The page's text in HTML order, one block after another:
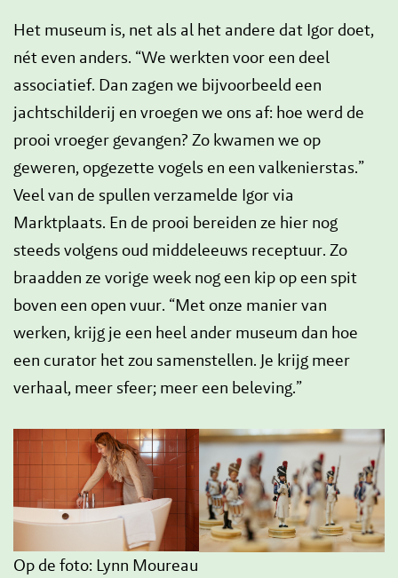
Het museum is, net als al het andere dat Igor doet,
nét even anders. “We werkten voor een deel
associatief. Dan zagen we bijvoorbeeld een
jachtschilderij en vroegen we ons af: hoe werd de
prooi vroeger gevangen? Zo kwamen we op
geweren, opgezette vogels en een valkenierstas.”
Veel van de spullen verzamelde Igor via
Marktplaats. En de prooi bereiden ze hier nog
steeds volgens oud middeleeuws receptuur. Zo
braadden ze vorige week nog een kip op een spit
boven een open vuur. “Met onze manier van
werken, krijg je een heel ander museum dan hoe
een curator het zou samenstellen. Je krijg meer
verhaal, meer sfeer; meer een beleving.”
Op de foto: Lynn Moureau